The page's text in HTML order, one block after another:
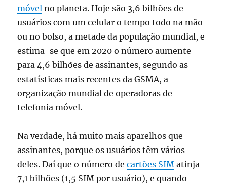
móvel no planeta. Hoje são 3,6 bilhões de
usuários com um celular o tempo todo na mão
ou no bolso, a metade da população mundial, e
estima-se que em 2020 o número aumente
para 4,6 bilhões de assinantes, segundo as
estatísticas mais recentes da GSMA, a
organização mundial de operadoras de
telefonia móvel.
Na verdade, há muito mais aparelhos que
assinantes, porque os usuários têm vários
deles. Daí que o número decartões SIM atinja
7,1 bilhões (1,5 SIM por usuário), e quando